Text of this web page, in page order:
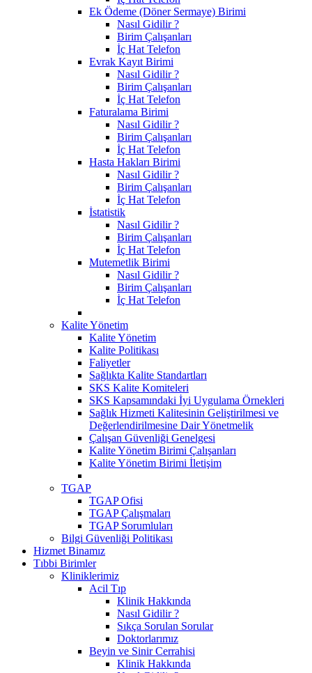
Ek Ödeme (Döner Sermaye) Birimi
Nasıl Gidilir ?
Birim Çalışanları
İç Hat Telefon
Evrak Kayıt Birimi
Nasıl Gidilir ?
Birim Çalışanları
İç Hat Telefon
Faturalama Birimi
Nasıl Gidilir ?
Birim Çalışanları
İç Hat Telefon
Hasta Hakları Birimi
Nasıl Gidilir ?
Birim Çalışanları
İç Hat Telefon
İstatistik
Nasıl Gidilir ?
Birim Çalışanları
İç Hat Telefon
Mutemetlik Birimi
Nasıl Gidilir ?
Birim Çalışanları
İç Hat Telefon
Kalite Yönetim
Kalite Yönetim
Kalite Politikası
Faliyetler
Sağlıkta Kalite Standartları
SKS Kalite Komiteleri
SKS Kapsamındaki İyi Uygulama Örnekleri
Sağlık Hizmeti Kalitesinin Geliştirilmesi ve
Değerlendirilmesine Dair Yönetmelik
Çalışan Güvenliği Genelgesi
Kalite Yönetim Birimi Çalışanları
Kalite Yönetim Birimi İletişim
TGAP
TGAP Ofisi
TGAP Çalışmaları
TGAP Sorumluları
Bilgi Güvenliği Politikası
Hizmet Binamız
Tıbbi Birimler
Kliniklerimiz
Acil Tıp
Klinik Hakkında
Nasıl Gidilir ?
Sıkça Sorulan Sorular
Doktorlarımız
Beyin ve Sinir Cerrahisi
Klinik Hakkında